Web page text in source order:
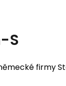
S
firmy